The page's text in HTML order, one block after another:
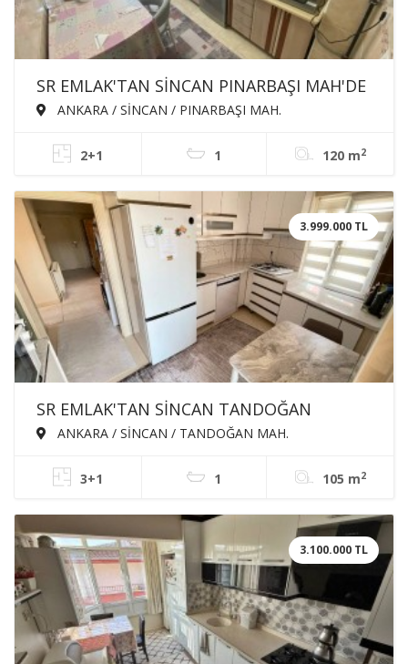
SR EMLAK'TAN SİNCAN PINARBAŞI MAH'DE
2+1 120m² ARA KATTA ASANSÖRLÜ
ANKARA / SİNCAN / PINARBAŞI MAH.
2+1 1 120 m2
3.999.000 TL
SR EMLAK'TAN SİNCAN TANDOĞAN
MAH'DE 3+1 105m² KATTA BAĞIMSIZ KREDİ
ANKARA / SİNCAN / TANDOĞAN MAH.
3+1 1 105 m2
3.100.000 TL